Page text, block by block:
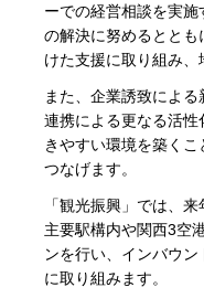
ーでの経営相談を実
の解決に努めるととも
けた支援に取り組み、
また、企業誘致によ
連携による更なる活
きやすい環境を築く
つなげます。
「観光振興」では、
主要駅構内や関西3空
ンを行い、インバウ
に取り組みます。